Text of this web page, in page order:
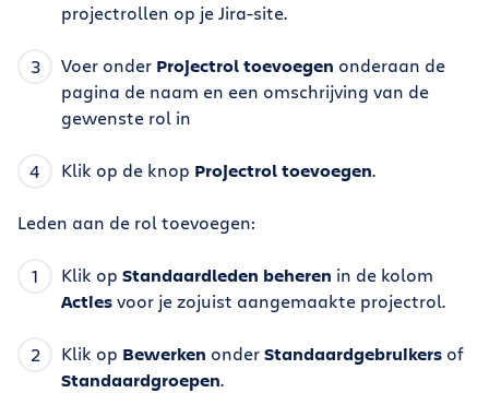
projectrollen op je Jira-site.
Voer onder Projectrol toevoegen onderaan de
pagina de naam en een omschrijving van de
gewenste rol in
Klik op de knop Projectrol toevoegen.
Leden aan de rol toevoegen:
Klik op Standaardleden beheren in de kolom
Actiesvoor je zojuist aangemaakte projectrol.
Klik op Bewerken onderStandaardgebruikers of
Standaardgroepen.